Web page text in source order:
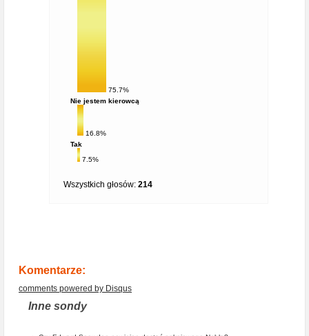
75.7%
Nie jestem kierowcą
16.8%
Tak
7.5%
Wszystkich głosów: 214
Komentarze:
comments powered by Disqus
Inne sondy